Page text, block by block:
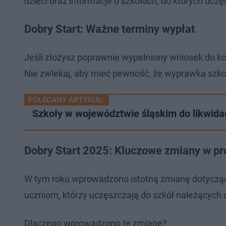
Dobry Start: Ważne terminy wypłat
Jeśli złożysz poprawnie wypełniony wniosek do
Nie zwlekaj, aby mieć pewność, że wyprawka
POLECANY ARTYKUŁ:
Szkoły w województwie śląskim do
Dobry Start 2025: Kluczowe zmiany w
W tym roku wprowadzono istotną zmianę
uczniom, którzy uczęszczają do szkół
Dlaczego wprowadzono tę zmianę?